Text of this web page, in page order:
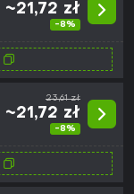
~21,72 zł
-8%
23,61 zł
~21,72 zł
-8%